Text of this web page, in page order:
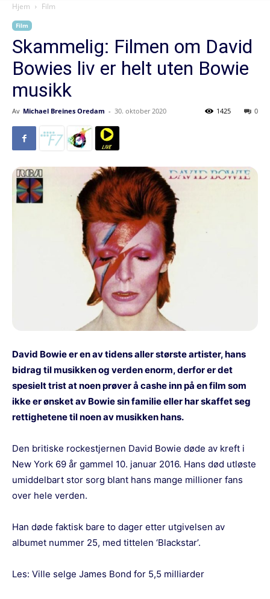
Hjem Film
Film
Skammelig: Filmen om David
Bowies liv er helt uten Bowie
musikk
Av Michael Breines Oredam - 30. oktober 2020 0
1425
David Bowie er en av tidens aller største artister, hans
bidrag til musikken og verden enorm, derfor er det
spesielt trist at noen prøver å cashe inn på en film som
ikke er ønsket av Bowie sin familie eller har skaffet seg
rettighetene til noen av musikken hans.
Den britiske rockestjernen David Bowie døde av kreft i
New York 69 år gammel 10. januar 2016. Hans død utløste
umiddelbart stor sorg blant hans mange millioner fans
over hele verden.
Han døde faktisk bare to dager etter utgivelsen av
albumet nummer 25, med tittelen ‘Blackstar’.
Les: Ville selge James Bond for 5,5 milliarder